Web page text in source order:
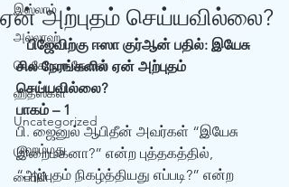
இஸ்லாம்
அல்லாஹ்
யெகோவா தேவன்
ஹதீஸ்கள்
Uncategorized
முஹம்மது
பைபிள்
ஏன் அற்புதம் செய்யவில்லை?
பிஜேவிற்கு ஈஸா குர்‍ஆன் பதில்: இயேசு
சில நேரங்களில் ஏன் அற்புதம்
செய்யவில்லை?
பாகம் – 1
பி. ஜைனுல் ஆபிதீன் அவர்கள் “இயேசு
இறைமகனா?” என்ற புத்தகத்தில்,
“அற்புதம் நிகழ்த்தியது எப்படி?” என்ற